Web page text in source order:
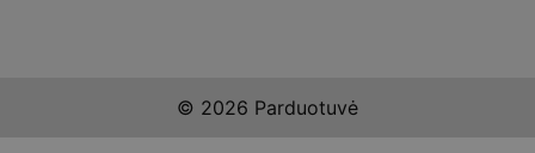
© 2026 Parduotuvė